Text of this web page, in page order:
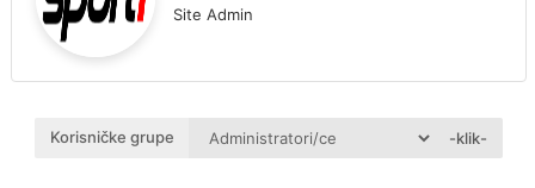
Site Admin
Korisničke grupe -klik-